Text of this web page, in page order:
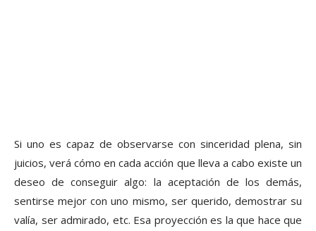
Si uno es capaz de observarse con sinceridad plena, sin
juicios, verá cómo en cada acción que lleva a cabo existe un
deseo de conseguir algo: la aceptación de los demás,
sentirse mejor con uno mismo, ser querido, demostrar su
valía, ser admirado, etc. Esa proyección es la que hace que